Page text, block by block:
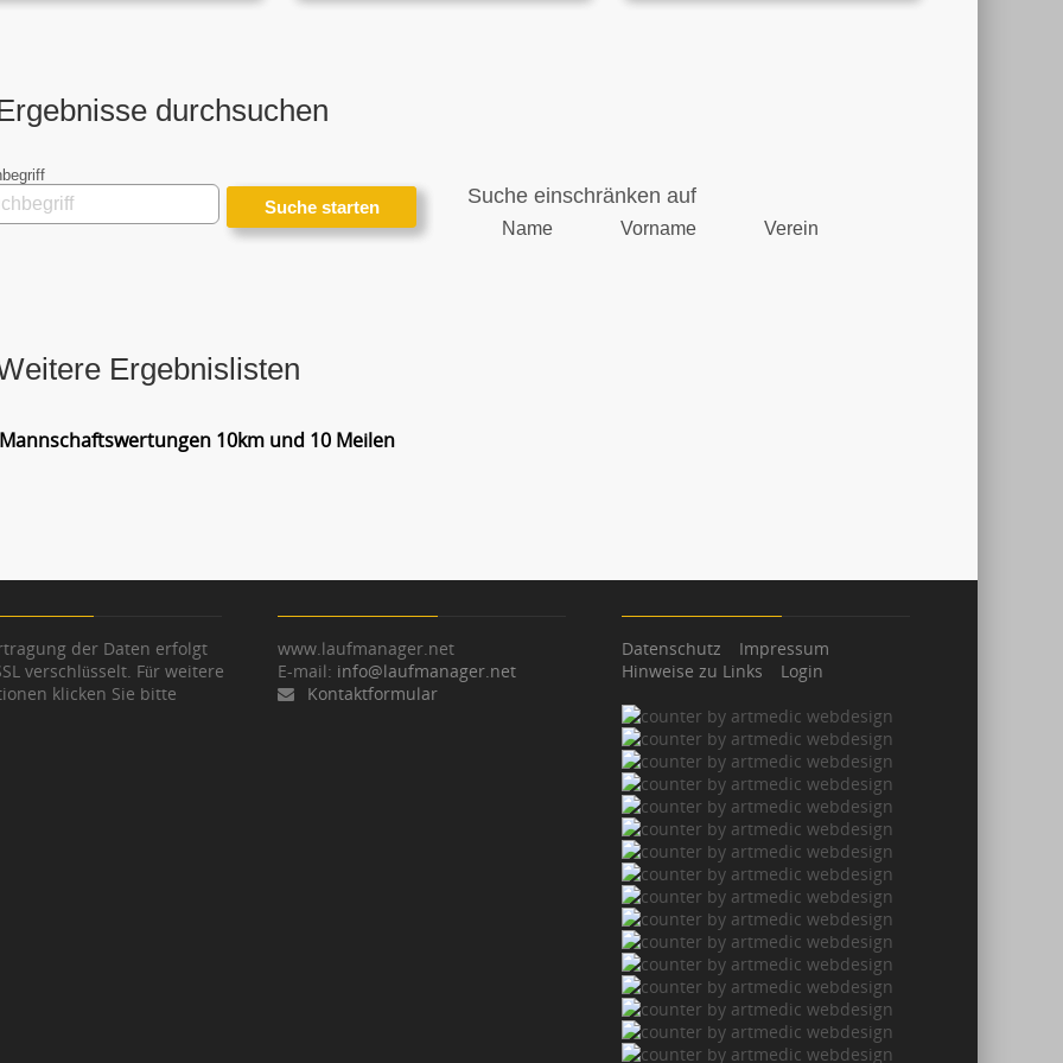
durchsuchen
Suche einschränken auf
Name Vorname Verein
Ergebnislisten
Mannschaftswertungen 10km und 10 Meilen
der Daten erfolgt
verschlüsselt. Für weitere
klicken Sie bitte
www.laufmanager.net
E-mail: info@laufmanager.net
Kontaktformular
Datenschutz
Impressum
Hinweise zu Links
Login